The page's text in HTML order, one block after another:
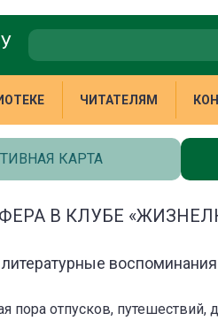
ЧИТАТЕЛЯМ
КАРТА
В КЛУБЕ
воспоминания
пора отпусков,